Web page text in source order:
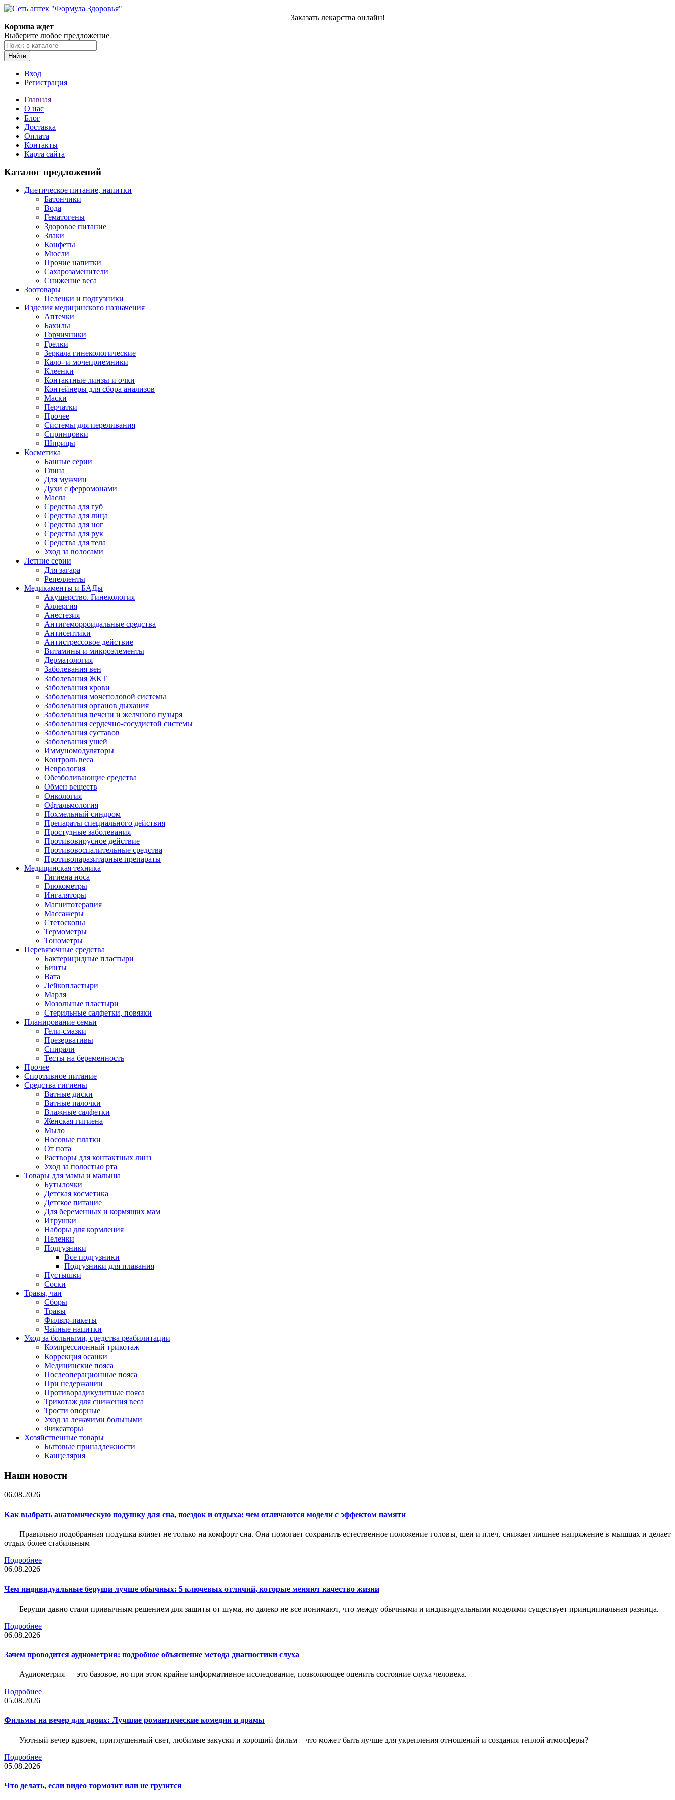
Заказать лекарства онлайн!
Корзина ждет
Выберите любое предложение
Найти
Вход
Регистрация
Главная
О нас
Блог
Доставка
Оплата
Контакты
Карта сайта
Каталог предложений
Диетическое питание, напитки
Батончики
Вода
Гематогены
Здоровое питание
Злаки
Конфеты
Мюсли
Прочие напитки
Сахарозаменители
Снижение веса
Зоотовары
Пеленки и подгузники
Изделия медицинского назначения
Аптечки
Бахилы
Горчичники
Грелки
Зеркала гинекологические
Кало- и мочеприемники
Клеенки
Контактные линзы и очки
Контейнеры для сбора анализов
Маски
Перчатки
Прочее
Системы для переливания
Спринцовки
Шприцы
Косметика
Банные серии
Глина
Для мужчин
Духи с ферромонами
Масла
Средства для губ
Средства для лица
Средства для ног
Средства для рук
Средства для тела
Уход за волосами
Летние серии
Для загара
Репелленты
Медикаменты и БАДы
Акушерство. Гинекология
Аллергия
Анестезия
Антигеморроидальные средства
Антисептики
Антистрессовое действие
Витамины и микроэлементы
Дерматология
Заболевания вен
Заболевания ЖКТ
Заболевания крови
Заболевания мочеполовой системы
Заболевания органов дыхания
Заболевания печени и желчного пузыря
Заболевания сердечно-сосудистой системы
Заболевания суставов
Заболевания ушей
Иммуномодуляторы
Контроль веса
Неврология
Обезболивающие средства
Обмен веществ
Онкология
Офтальмология
Похмельный синдром
Препараты специального действия
Простудные заболевания
Противовирусное действие
Противовоспалительные средства
Противопаразитарные препараты
Медицинская техника
Гигиена носа
Глюкометры
Ингаляторы
Магнитотерапия
Массажеры
Стетоскопы
Термометры
Тонометры
Перевязочные средства
Бактерицидные пластыри
Бинты
Вата
Лейкопластыри
Марля
Мозольные пластыри
Стерильные салфетки, повязки
Планирование семьи
Гели-смазки
Презервативы
Спирали
Тесты на беременность
Прочее
Спортивное питание
Средства гигиены
Ватные диски
Ватные палочки
Влажные салфетки
Женская гигиена
Мыло
Носовые платки
От пота
Растворы для контактных линз
Уход за полостью рта
Товары для мамы и малыша
Бутылочки
Детская косметика
Детское питание
Для беременных и кормящих мам
Игрушки
Наборы для кормления
Пеленки
Подгузники
Все подгузники
Подгузники для плавания
Пустышки
Соски
Травы, чаи
Сборы
Травы
Фильтр-пакеты
Чайные напитки
Уход за больными, средства реабилитации
Компрессионный трикотаж
Коррекция осанки
Медицинские пояса
Послеоперационные пояса
При недержании
Противорадикулитные пояса
Трикотаж для снижения веса
Трости опорные
Уход за лежачими больными
Фиксаторы
Хозяйственные товары
Бытовые принадлежности
Канцелярия
Наши новости
06.08.2026
Как выбрать анатомическую подушку для сна, поездок и отдыха: чем отличаются модели с эффектом памяти
Правильно подобранная подушка влияет не только на комфорт сна. Она помогает сохранить естественное положение головы, шеи и плеч, снижает лишнее напряжение в мышцах и делает
отдых более стабильным
Подробнее
06.08.2026
Чем индивидуальные беруши лучше обычных: 5 ключевых отличий, которые меняют качество жизни
Беруши давно стали привычным решением для защиты от шума, но далеко не все понимают, что между обычными и индивидуальными моделями существует принципиальная разница.
Подробнее
06.08.2026
Зачем проводится аудиометрия: подробное объяснение метода диагностики слуха
Аудиометрия — это базовое, но при этом крайне информативное исследование, позволяющее оценить состояние слуха человека.
Подробнее
05.08.2026
Фильмы на вечер для двоих: Лучшие романтические комедии и драмы
Уютный вечер вдвоем, приглушенный свет, любимые закуски и хороший фильм – что может быть лучше для укрепления отношений и создания теплой атмосферы?
Подробнее
05.08.2026
Что делать, если видео тормозит или не грузится